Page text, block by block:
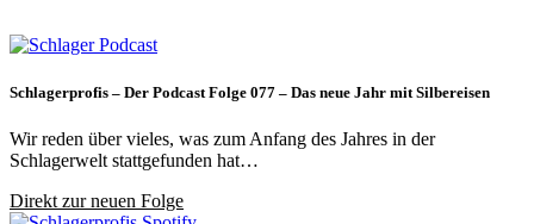
Schlagerprofis – Der Podcast Folge 077 – Das neue Jahr mit Silbereisen
Wir reden über vieles, was zum Anfang des Jahres in der
Schlagerwelt stattgefunden hat…
Direkt zur neuen Folge